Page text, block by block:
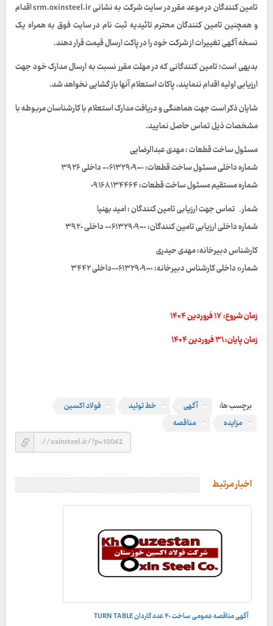
تامین کنندگان در موعد مقرر در سایت شرکت به نشانی srm.oxinsteel.ir اقدام
و همچنین تامین کنندگان محترم تائیدیه ثبت نام در سایت فوق به همراه یک
نسخه آگهی تغییرات از شرکت خود را در پاکت ارسال قیمت قرار دهند.
بدیهی است؛ تامین کنندگانی که در مهلت مقرر نسبت به ارسال مدارک خود جهت
ارزیابی اولیه اقدام ننمایند، پاکات استعلام آنها باز گشایی نخواهد شد.
شایان ذکر است جهت هماهنگی و دریافت مدارک استعلام با کارشناسان مربوطه با
مشخصات ذیل تماس حاصل نمایید.
مسئول ساخت قطعات : مهدی عبدالرضایی
شماره داخلی مسئول ساخت قطعات: ٠۶١٣٢٩٠٩٠٠٠- داخلی ٣٩٢۶
شماره مستقیم مسئول ساخت قطعات: ٠٩١۶٨١٣۴۴۶۴
شمارہ تماس جهت ارزیابی تامین کنندگان : امید بهنیا
شماره داخلی ارزیابی تامین کنندگان: ٠۶١٣٢٩٠٩٠٠٠- داخلى ٣٩٢٠
کارشناس دبیرخانه: مهدی حیدری
شمارە داخلی کارشناس دبيرخانه: ٠۶١٣٢٩٠٩٠٠٠-داخلی ٣۴۴٢
زمان شروع: ۱۷ فروردین ۱۴۰۴
زمان پایان: ۳۱ فروردین ۱۴۰۴
برچسب ها: آگهی خط تولید
فولاد اکسین
مزایده
مناقصه
اخبار مرتبط
آگهی مناقصه عمومی ساخت ۴٠ عدد گاردان TURN TABLE